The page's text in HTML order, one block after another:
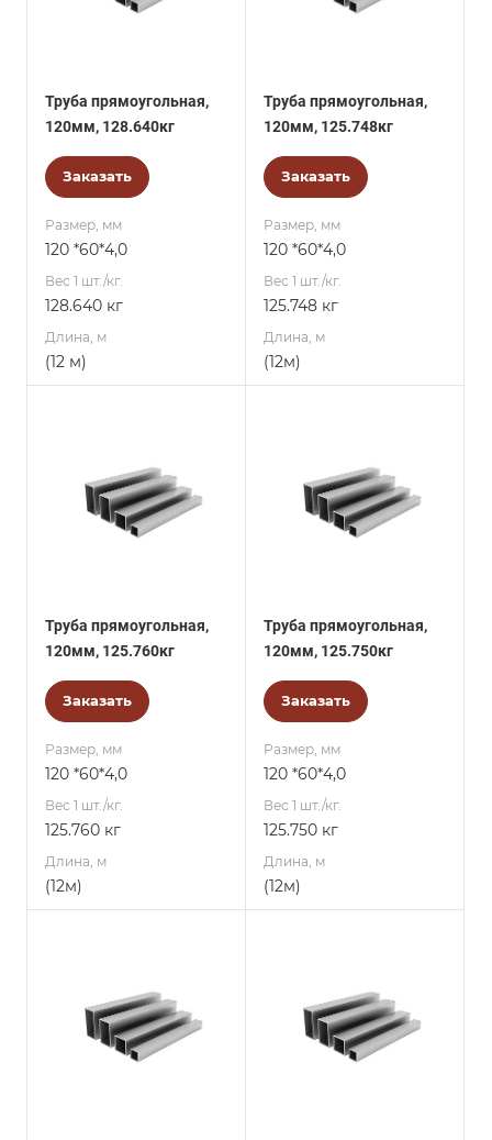
Труба прямоугольная,
120мм, 128.640кг
Заказать
Размер, мм
120 *60*4,0
Вес 1 шт./кг.
128.640 кг
Длина, м
(12 м)
Труба прямоугольная,
120мм, 125.748кг
Заказать
Размер, мм
120 *60*4,0
Вес 1 шт./кг.
125.748 кг
Длина, м
(12м)
Труба прямоугольная,
120мм, 125.760кг
Заказать
Размер, мм
120 *60*4,0
Вес 1 шт./кг.
125.760 кг
Длина, м
(12м)
Труба прямоугольная,
120мм, 125.750кг
Заказать
Размер, мм
120 *60*4,0
Вес 1 шт./кг.
125.750 кг
Длина, м
(12м)